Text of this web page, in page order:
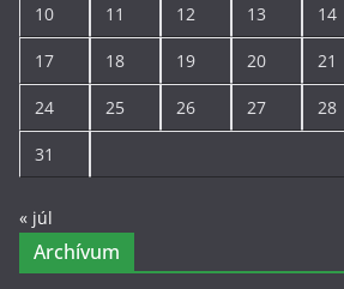
10 11 12 13 14
17 18 19 20 21
24 25 26 27 28
31
« júl
Archívum